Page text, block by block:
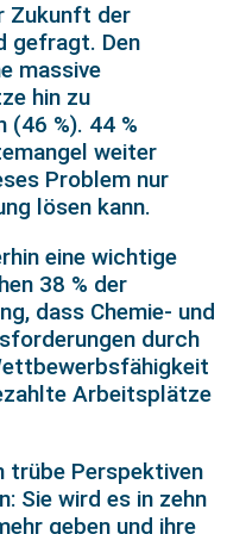
Zukunft der
gefragt. Den
massive
hin zu
%). 44 %
weiter
Problem nur
lösen kann.
eine wichtige
38 % der
dass Chemie- und
durch
Arbeitsplätze
trübe Perspektiven
Sie wird es in zehn
geben und ihre